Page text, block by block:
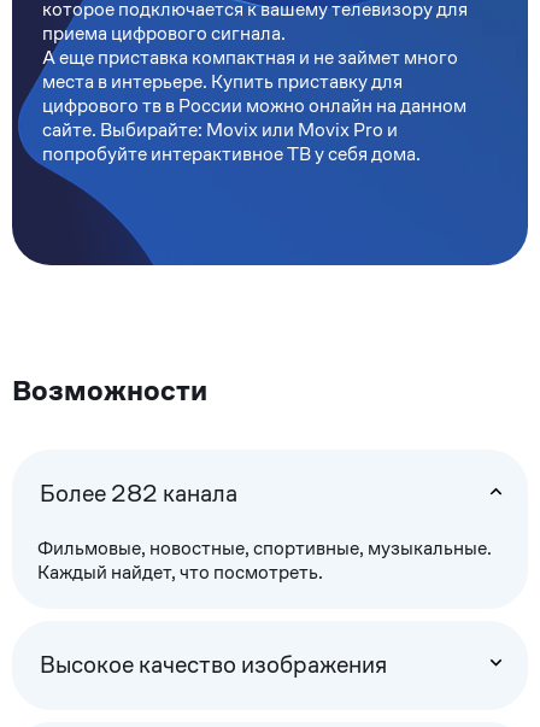
которое подключается к вашему телевизору для
приема цифрового сигнала.
А еще приставка компактная и не займет много
места в интерьере. Купить приставку для
цифрового тв в России можно онлайн на данном
сайте. Выбирайте: Movix или Movix Pro и
попробуйте интерактивное ТВ у себя дома.
Возможности
Более 282 канала
Фильмовые, новостные, спортивные, музыкальные.
Каждый найдет, что посмотреть.
Высокое качество изображения